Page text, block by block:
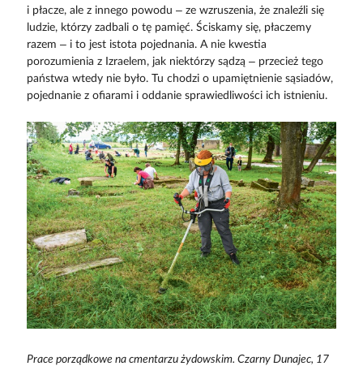
i płacze, ale z innego powodu – ze wzruszenia, że znaleźli się
ludzie, którzy zadbali o tę pamięć. Ściskamy się, płaczemy
razem – i to jest istota pojednania. A nie kwestia
porozumienia z Izraelem, jak niektórzy sądzą – przecież tego
państwa wtedy nie było. Tu chodzi o upamiętnienie sąsiadów,
pojednanie z ofiarami i oddanie sprawiedliwości ich istnieniu.
Prace porządkowe na cmentarzu żydowskim. Czarny Dunajec, 17